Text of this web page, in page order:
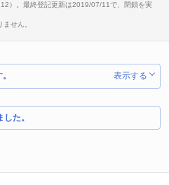
）。最終登記更新は2019/07/11で、閉鎖を実
せん。
表示する
た。